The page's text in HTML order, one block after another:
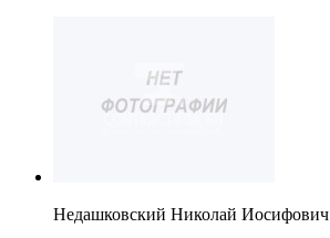
Недашковский Николай Иосифович